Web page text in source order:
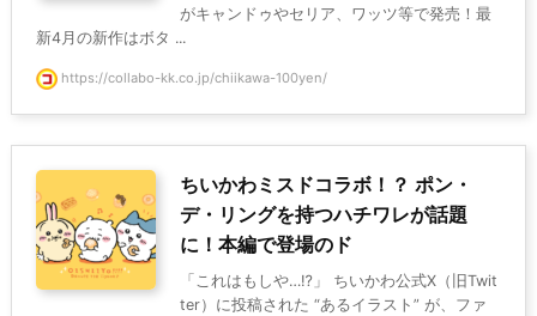
がキャンドゥやセリア、ワッツ等で発売！最
新4月の新作はボタ ...
https://collabo-kk.co.jp/chiikawa-100yen/
ちいかわミスドコラボ！？ ポン・
デ・リングを持つハチワレが話題
に！本編で登場のド
「これはもしや…⁉」 ちいかわ公式X（旧Twit
ter）に投稿された “あるイラスト” が、ファ